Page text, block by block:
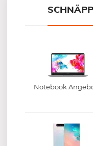
Notebook